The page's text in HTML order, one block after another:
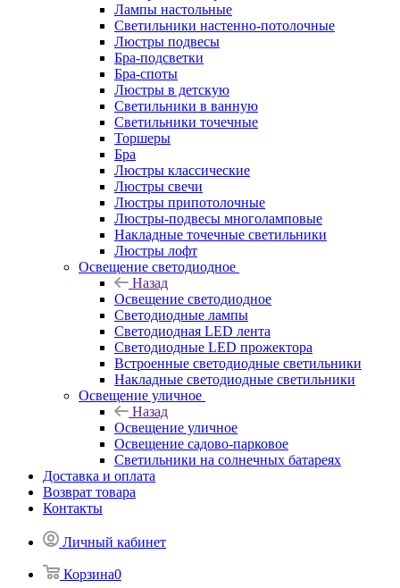
Лампы настольные
Светильники настенно-потолочные
Люстры подвесы
Бра-подсветки
Бра-споты
Люстры в детскую
Светильники в ванную
Светильники точечные
Торшеры
Бра
Люстры классические
Люстры свечи
Люстры припотолочные
Люстры-подвесы многоламповые
Накладные точечные светильники
Люстры лофт
Освещение светодиодное
Назад
Освещение светодиодное
Светодиодные лампы
Светодиодная LED лента
Светодиодные LED прожектора
Встроенные светодиодные светильники
Накладные светодиодные светильники
Освещение уличное
Назад
Освещение уличное
Освещение садово-парковое
Светильники на солнечных батареях
Доставка и оплата
Возврат товара
Контакты
Личный кабинет
Корзина0